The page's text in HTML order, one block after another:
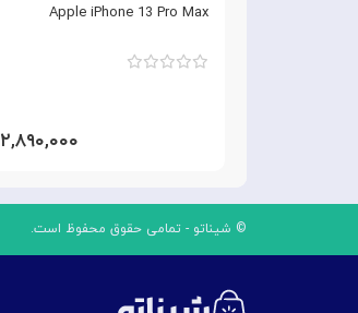
Apple iPhone 13 Pro Max
۲,۸۹۰,۰۰۰ تومان
© شیناتو - تمامی حقوق محفوظ است.